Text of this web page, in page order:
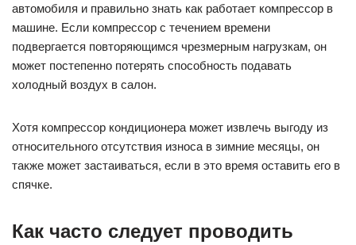
автомобиля и правильно знать как работает компрессор в
машине. Если компрессор с течением времени
подвергается повторяющимся чрезмерным нагрузкам, он
может постепенно потерять способность подавать
холодный воздух в салон.
Хотя компрессор кондиционера может извлечь выгоду из
относительного отсутствия износа в зимние месяцы, он
также может застаиваться, если в это время оставить его в
спячке.
Как часто следует проводить